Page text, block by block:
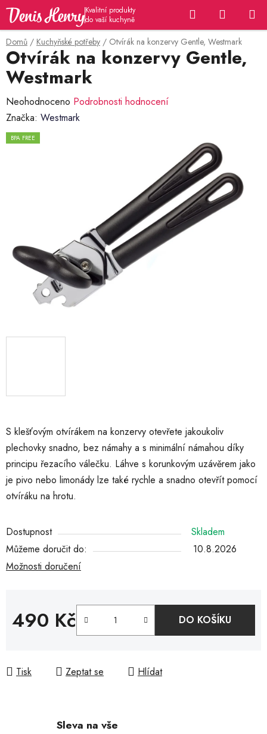
Přejít
obsah
Hledat
KOŠÍK
Domů / Kuchyňské potřeby / Otvírák na konzervy Gentle, Westmark
S klešťovým otvírákem na konzervy otevřete jakoukoliv
plechovky snadno, bez námahy a s minimální námahou díky
principu řezacího válečku. Láhve s korunkovým uzávěrem jako
je pivo nebo limonády lze také rychle a snadno otevřít pomocí
otvíráku na hrotu.
Dostupnost
Skladem
Můžeme doručit do:
10.8.2026
Možnosti doručení
490 Kč DO KOŠÍKU
Tisk Zeptat se Hlídat
Otvírák na konzervy Gentle,
Westmark
Průměrné
hodnocení
produktu
Neohodnoceno Podrobnosti hodnocení
Značka: Westmark
BPA FREE
Sleva na vše